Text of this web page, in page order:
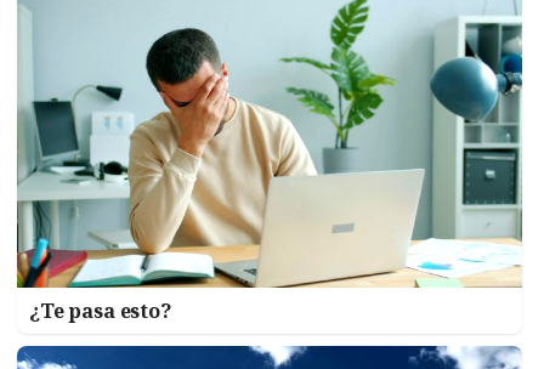
¿Te pasa esto?